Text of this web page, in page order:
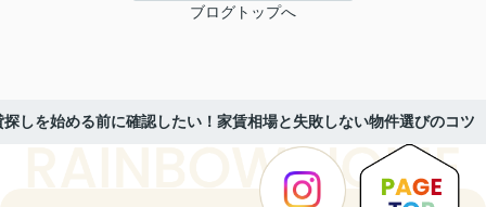
ブログトップへ
しを始める前に確認したい！家賃相場と失敗しない物件選びのコツ